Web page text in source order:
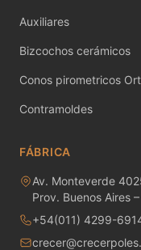
MAYCO
MAYCO RAKU
MAYCO RAPID
MAYCO
MAYCO
Auxiliares
Bizcochos cerámicos
Conos pirometricos
Contramoldes
FÁBRICA
Av. Monteverde
Prov. Buenos Aires
+54(011) 4299-